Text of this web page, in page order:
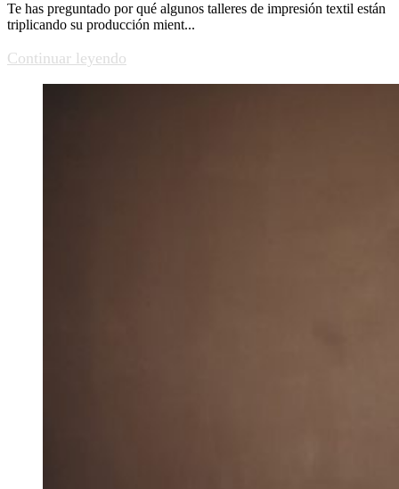
Te has preguntado por qué algunos talleres de impresión textil están
triplicando su producción mient...
Continuar leyendo